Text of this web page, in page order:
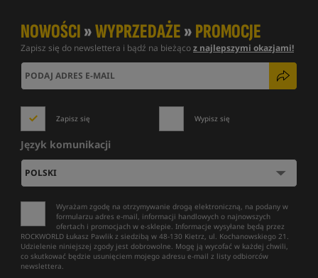
NOWOŚCI»WYPRZEDAŻE»PROMOCJE
Zapisz się do newslettera i bądź na bieżącoz najlepszymi okazjami!
Zapisz się Wypisz się
Język komunikacji
Wyrażam zgodę na otrzymywanie drogą elektroniczną, na podany w
formularzu adres e-mail, informacji handlowych o najnowszych
ofertach i promocjach w e-sklepie. Informacje wysyłane będą przez
ROCKWORLD Łukasz Pawlik z siedzibą w 48-130 Kietrz, ul. Kochanowskiego 21.
Udzielenie niniejszej zgody jest dobrowolne. Mogę ją wycofać w każdej chwili,
co skutkować będzie usunięciem mojego adresu e-mail z listy odbiorców
newslettera.